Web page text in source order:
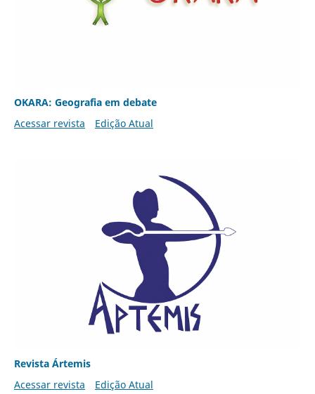
OKARA: Geografia em debate
Acessar revista
Edição Atual
Revista Ártemis
Acessar revista
Edição Atual